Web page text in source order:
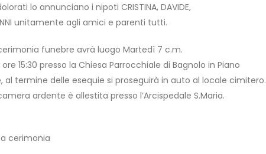
lo annunciano i nipoti CRISTINA, DAVIDE,
unitamente agli amici e parenti tutti.
funebre avrà luogo Martedì 7 c.m.
15:30 presso la Chiesa Parrocchiale di Bagnolo in Piano
al termine delle esequie si proseguirà in auto al locale cimitero.
ardente è allestita presso l’Arcispedale S.Maria.
cerimonia